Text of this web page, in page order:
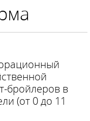
бройлеров в
(от 0 до 11